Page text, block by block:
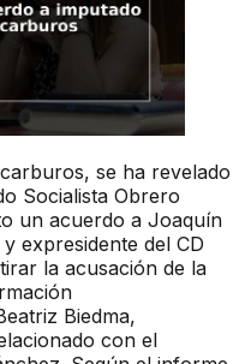
se ha revelado
Socialista Obrero
un acuerdo a Joaquín
expresidente del CD
la acusación de la
Biedma,
con el